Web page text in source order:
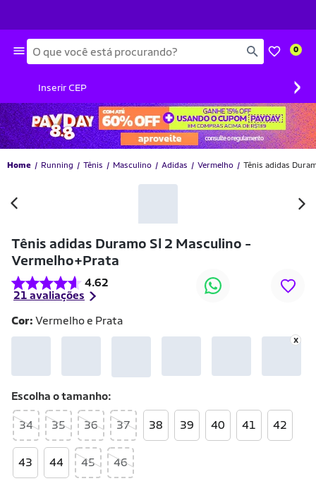
Busca 0
Inserir CEP ›
Home Running Tênis Masculino Adidas Vermelho Tênis adidas
Tênis adidas Duramo Sl 2 Masculino -
Vermelho+Prata
4.62
21 avaliações
Cor: Vermelho e Prata
Escolha otamanho
34 35 36 37 38 39 40 41 42
43 44 45 46